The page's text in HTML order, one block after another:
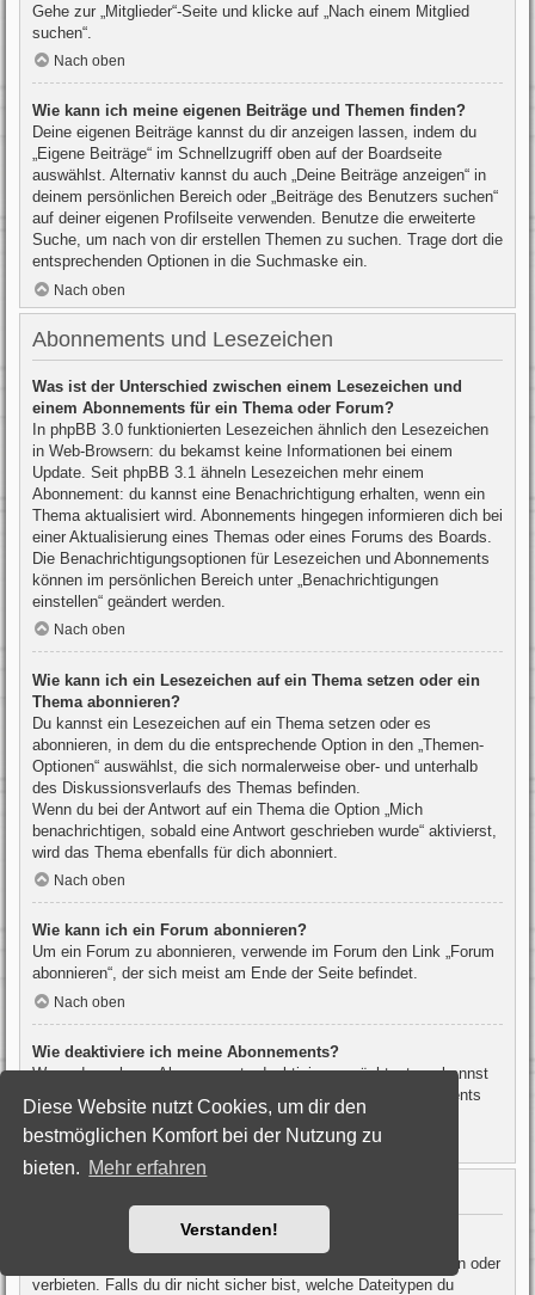
Diese Website nutzt Cookies, um dir den
bestmöglichen Komfort bei der Nutzung zu
bieten. Mehr erfahren
Verstanden!
Gehe zur „Mitglieder“-Seite und klicke auf „Nach einem Mitglied
suchen“.
Nach oben
Wie kann ich meine eigenen Beiträge und Themen finden?
Deine eigenen Beiträge kannst du dir anzeigen lassen, indem du
„Eigene Beiträge“ im Schnellzugriff oben auf der Boardseite
auswählst. Alternativ kannst du auch „Deine Beiträge anzeigen“ in
deinem persönlichen Bereich oder „Beiträge des Benutzers suchen“
auf deiner eigenen Profilseite verwenden. Benutze die erweiterte
Suche, um nach von dir erstellen Themen zu suchen. Trage dort die
entsprechenden Optionen in die Suchmaske ein.
Nach oben
Abonnements und Lesezeichen
Was ist der Unterschied zwischen einem Lesezeichen und
einem Abonnements für ein Thema oder Forum?
In phpBB 3.0 funktionierten Lesezeichen ähnlich den Lesezeichen
in Web-Browsern: du bekamst keine Informationen bei einem
Update. Seit phpBB 3.1 ähneln Lesezeichen mehr einem
Abonnement: du kannst eine Benachrichtigung erhalten, wenn ein
Thema aktualisiert wird. Abonnements hingegen informieren dich bei
einer Aktualisierung eines Themas oder eines Forums des Boards.
Die Benachrichtigungsoptionen für Lesezeichen und Abonnements
können im persönlichen Bereich unter „Benachrichtigungen
einstellen“ geändert werden.
Nach oben
Wie kann ich ein Lesezeichen auf ein Thema setzen oder ein
Thema abonnieren?
Du kannst ein Lesezeichen auf ein Thema setzen oder es
abonnieren, in dem du die entsprechende Option in den „Themen-
Optionen“ auswählst, die sich normalerweise ober- und unterhalb
des Diskussionsverlaufs des Themas befinden.
Wenn du bei der Antwort auf ein Thema die Option „Mich
benachrichtigen, sobald eine Antwort geschrieben wurde“ aktivierst,
wird das Thema ebenfalls für dich abonniert.
Nach oben
Wie kann ich ein Forum abonnieren?
Um ein Forum zu abonnieren, verwende im Forum den Link „Forum
abonnieren“, der sich meist am Ende der Seite befindet.
Nach oben
Wie deaktiviere ich meine Abonnements?
Wenn du mehrere Abonnements deaktivieren möchtest, so kannst
du dies im persönlichen Bereich unter „Einstieg“ – „Abonnements
verwalten“ machen.
Nach oben
Welche Dateianhänge sind in diesem Forum zulässig?
Die Board-Administration kann bestimmte Dateitypen zulassen oder
verbieten. Falls du dir nicht sicher bist, welche Dateitypen du